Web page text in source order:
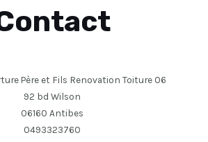
Père et Fils Renovation Toiture 06
92 bd Wilson
06160 Antibes
0493323760